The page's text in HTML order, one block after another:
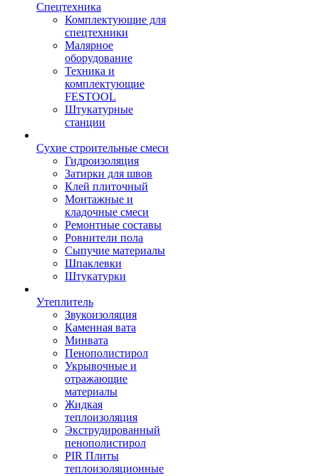
Спецтехника
Комплектующие для
спецтехники
Малярное
оборудование
Техника и
комплектующие
FESTOOL
Штукатурные
станции
Сухие строительные смеси
Гидроизоляция
Затирки для швов
Клей плиточный
Монтажные и
кладочные смеси
Ремонтные составы
Ровнители пола
Сыпучие материалы
Шпаклевки
Штукатурки
Утеплитель
Звукоизоляция
Каменная вата
Минвата
Пенополистирол
Укрывочные и
отражающие
материалы
Жидкая
теплоизоляция
Экструдированный
пенополистирол
PIR Плиты
теплоизоляционные